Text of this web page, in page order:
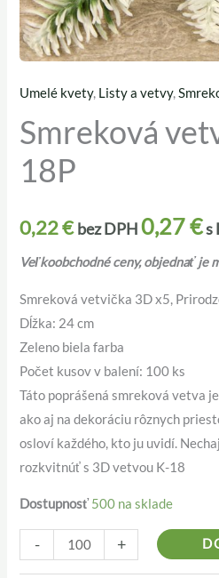
Umelé kvety, Listy a vetvy,
Smreková
18P
0,22€ bez DPH0,27€s
Veľkoobchodné ceny, objednať je
Smreková vetvička 3D x5,
Dĺžka: 24 cm
Zeleno biela farba
Počet kusov v balení: 100 ks
Táto poprášená smreková vetva
ako aj na dekoráciu rôznych
osloví každého, kto ju uvidí.
rozkvitnúť s 3D vetvou K-18
Dostupnosť 500 na sklade
-
množstvo
Smreková
vetvička
3D
18P
+